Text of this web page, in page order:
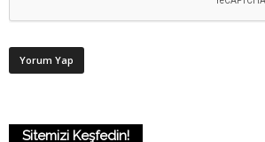
Sitemizi Keşfedin!